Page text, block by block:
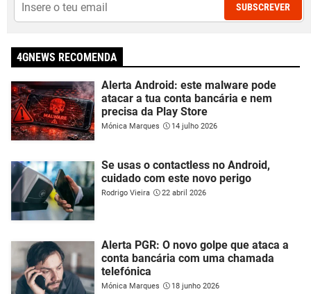
SUBSCREVER
4GNEWS RECOMENDA
Alerta Android: este malware pode
atacar a tua conta bancária e nem
precisa da Play Store
Mónica Marques 14 julho 2026
Se usas o contactless no Android,
cuidado com este novo perigo
Rodrigo Vieira 22 abril 2026
Alerta PGR: O novo golpe que ataca a
conta bancária com uma chamada
telefónica
Mónica Marques 18 junho 2026